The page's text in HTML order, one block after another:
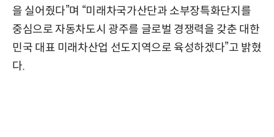
을 실어줬다”며 “미래차국가산단과 소부장특화단지를
중심으로 자동차도시 광주를 글로벌 경쟁력을 갖춘 대한
민국 대표 미래차산업 선도지역으로 육성하겠다”고 밝혔
다.